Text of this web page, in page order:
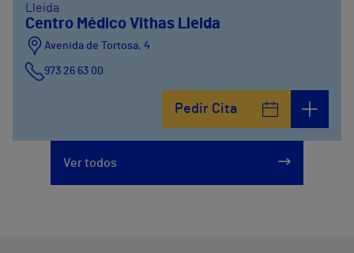
Lleida
Centro Médico Vithas Lleida
Avenida de Tortosa, 4
973 26 63 00
Pedir Cita
Ver todos